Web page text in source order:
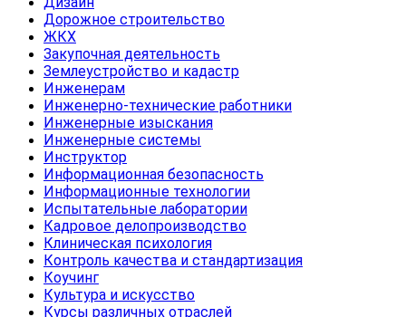
Дорожное строительство
ЖКХ
Закупочная деятельность
Землеустройство и кадастр
Инженерам
Инженерно-технические работники
Инженерные изыскания
Инженерные системы
Инструктор
Информационная безопасность
Информационные технологии
Испытательные лаборатории
Кадровое делопроизводство
Клиническая психология
Контроль качества и стандартизация
Коучинг
Культура и искусство
Курсы различных отраслей